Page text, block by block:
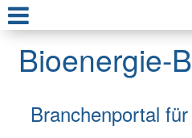
Bioenergie-
Branchenportal